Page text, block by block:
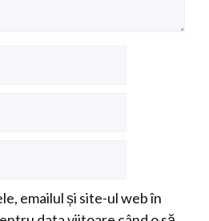
emailul și site-ul web în